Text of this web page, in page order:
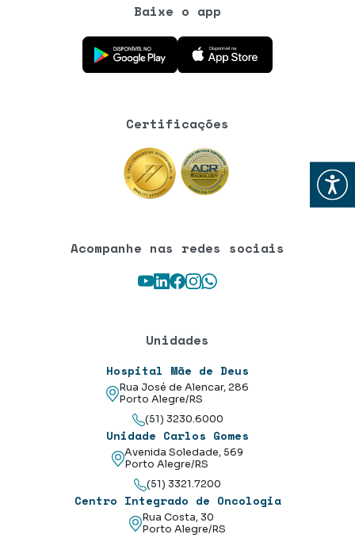
Abrir
Baixe o app
Baixe o aplicativo na Google Play Store
Baixe o aplicativo na App Store
Certificações
Acompanhe nas redes sociais
Youtube
LinkedIn
Facebook
Instagram
WhatsApp
Unidades
Hospital Mãe de Deus
Rua José de Alencar, 286
Porto Alegre/RS
(51) 3230.6000
Unidade Carlos Gomes
Avenida Soledade, 569
Porto Alegre/RS
(51) 3321.7200
Centro Integrado de Oncologia
Rua Costa, 30
Porto Alegre/RS